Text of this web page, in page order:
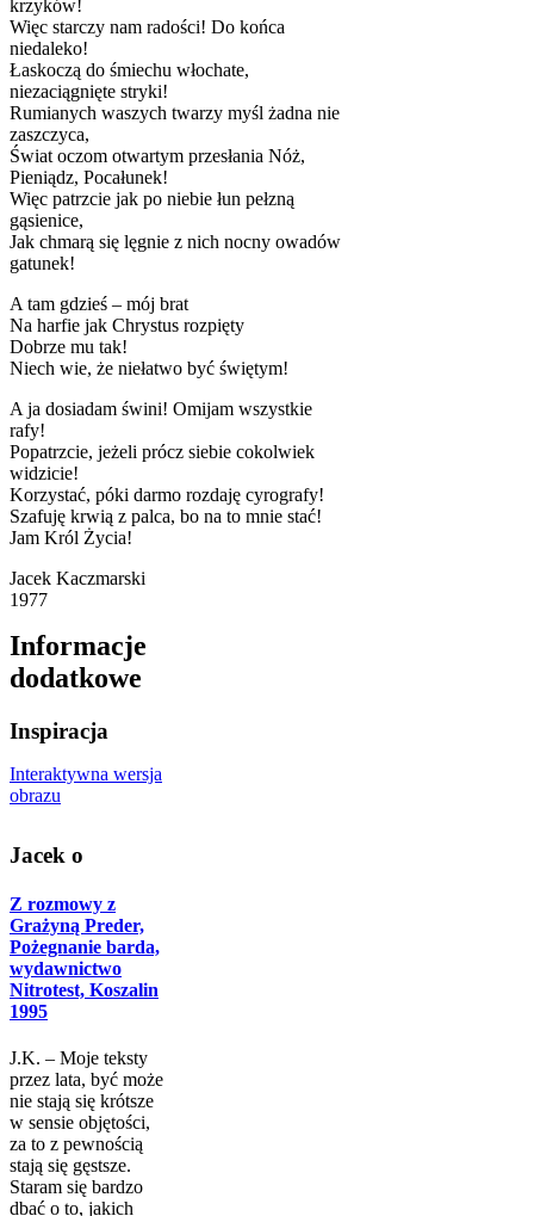
krzyków!
Więc starczy nam radości! Do końca
niedaleko!
Łaskoczą do śmiechu włochate,
niezaciągnięte stryki!
Rumianych waszych twarzy myśl żadna nie
zaszczyca,
Świat oczom otwartym przesłania Nóż,
Pieniądz, Pocałunek!
Więc patrzcie jak po niebie łun pełzną
gąsienice,
Jak chmarą się lęgnie z nich nocny owadów
gatunek!
A tam gdzieś – mój brat
Na harfie jak Chrystus rozpięty
Dobrze mu tak!
Niech wie, że niełatwo być świętym!
A ja dosiadam świni! Omijam wszystkie
rafy!
Popatrzcie, jeżeli prócz siebie cokolwiek
widzicie!
Korzystać, póki darmo rozdaję cyrografy!
Szafuję krwią z palca, bo na to mnie stać!
Jam Król Życia!
Jacek Kaczmarski
1977
Informacje
dodatkowe
Inspiracja
Interaktywna wersja
obrazu
Jacek o
Z rozmowy z
Grażyną Preder,
Pożegnanie barda,
wydawnictwo
Nitrotest, Koszalin
1995
J.K. – Moje teksty
przez lata, być może
nie stają się krótsze
w sensie objętości,
za to z pewnością
stają się gęstsze.
Staram się bardzo
dbać o to, jakich